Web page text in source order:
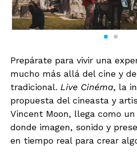
Prepárate para vivir una
mucho más allá del cine y
tradicional. Live Cinéma, la
propuesta del cineasta y
Vincent Moon, llega como
donde imagen, sonido y
en tiempo real para crear